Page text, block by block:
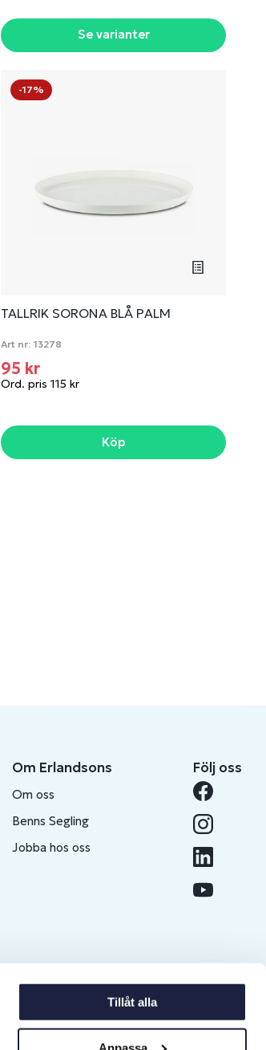
Tillåt alla
Se varianter
-17%
TALLRIK SORONA BLÅ PALM
Art nr: 13278
95 kr
Ord. pris 115 kr
Köp
Om Erlandsons
Om oss
Benns Segling
Jobba hos oss
Följ oss